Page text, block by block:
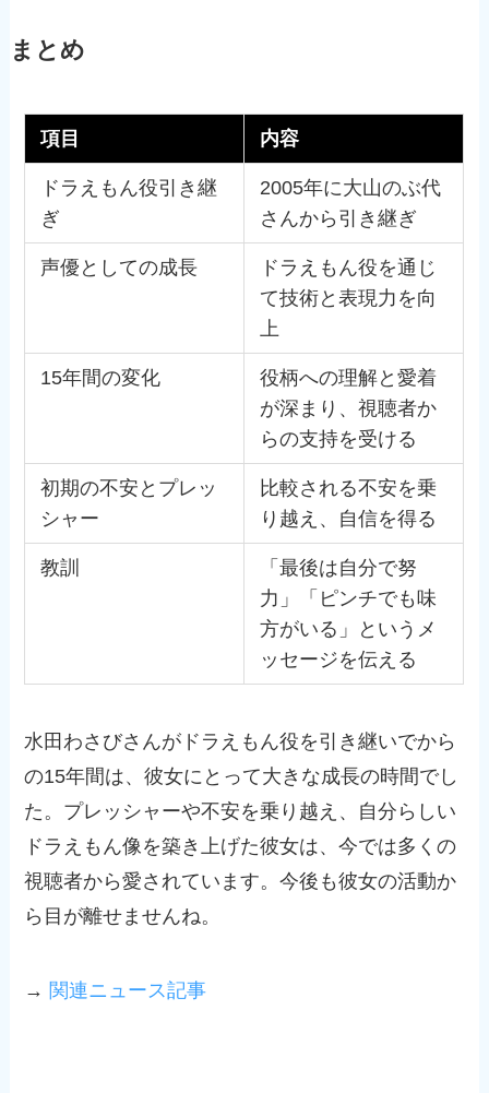
まとめ
項目 内容
ドラえもん役引き継
ぎ
2005年に大山のぶ代
さんから引き継ぎ
声優としての成長
ドラえもん役を通じ
て技術と表現力を向
上
15年間の変化
役柄への理解と愛着
が深まり、視聴者か
らの支持を受ける
初期の不安とプレッ
シャー
比較される不安を乗
り越え、自信を得る
教訓
「最後は自分で努
力」「ピンチでも味
方がいる」というメ
ッセージを伝える
水田わさびさんがドラえもん役を引き継いでから
の15年間は、彼女にとって大きな成長の時間でし
た。プレッシャーや不安を乗り越え、自分らしい
ドラえもん像を築き上げた彼女は、今では多くの
視聴者から愛されています。今後も彼女の活動か
ら目が離せませんね。
→ 関連ニュース記事